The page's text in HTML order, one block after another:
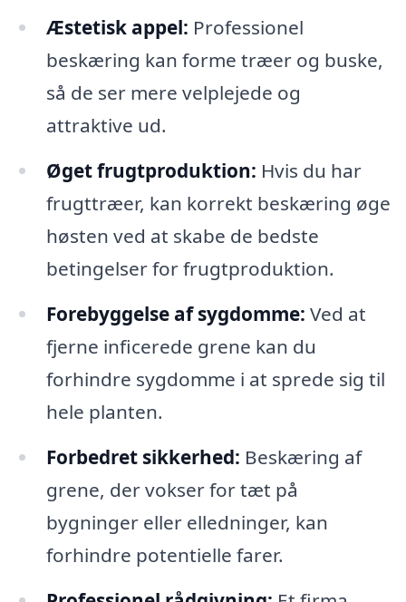
Æstetisk appel: Professionel
beskæring kan forme træer og buske,
så de ser mere velplejede og
attraktive ud.
Øget frugtproduktion: Hvis du har
frugttræer, kan korrekt beskæring øge
høsten ved at skabe de bedste
betingelser for frugtproduktion.
Forebyggelse af sygdomme: Ved at
fjerne inficerede grene kan du
forhindre sygdomme i at sprede sig til
hele planten.
Forbedret sikkerhed: Beskæring af
grene, der vokser for tæt på
bygninger eller elledninger, kan
forhindre potentielle farer.